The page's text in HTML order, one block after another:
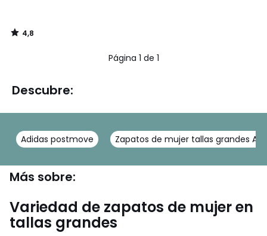
4,8
/
Página 1 de 1
Descubre:
Adidas postmove Zapatos de mujer tallas grandes
Más sobre:
Variedad de zapatos de mujer en
tallas grandes